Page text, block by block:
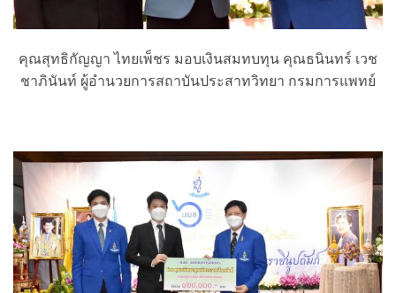
คุณสุทธิกัญญา ไทยเพ็ชร มอบเงินสมทบทุน คุณธนินทร์ เวช
ชาภินันท์ ผู้อำนวยการสถาบันประสาทวิทยา กรมการแพทย์